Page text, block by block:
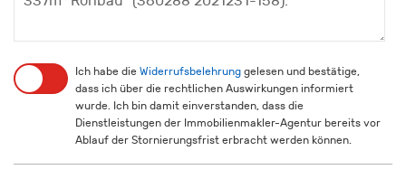
Ich habe die Widerrufsbelehrung gelesen und bestätige,
dass ich über die rechtlichen Auswirkungen informiert
wurde. Ich bin damit einverstanden, dass die
Dienstleistungen der Immobilienmakler-Agentur bereits vor
Ablauf der Stornierungsfrist erbracht werden können.